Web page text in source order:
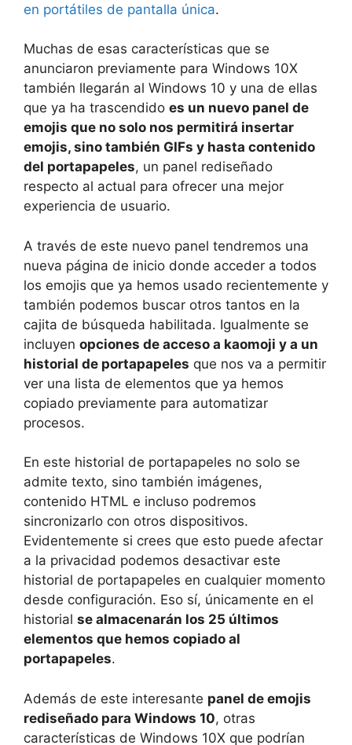
en portátiles de pantalla única.
Muchas de esas características que se
anunciaron previamente para Windows 10X
también llegarán al Windows 10 y una de ellas
que ya ha trascendido es un nuevo panel de
emojis que no solo nos permitirá insertar
emojis, sino también GIFs y hasta contenido
del portapapeles, un panel rediseñado
respecto al actual para ofrecer una mejor
experiencia de usuario.
A través de este nuevo panel tendremos una
nueva página de inicio donde acceder a todos
los emojis que ya hemos usado recientemente y
también podemos buscar otros tantos en la
cajita de búsqueda habilitada. Igualmente se
incluyen opciones de acceso a kaomoji y a un
historial de portapapeles que nos va a permitir
ver una lista de elementos que ya hemos
copiado previamente para automatizar
procesos.
En este historial de portapapeles no solo se
admite texto, sino también imágenes,
contenido HTML e incluso podremos
sincronizarlo con otros dispositivos.
Evidentemente si crees que esto puede afectar
a la privacidad podemos desactivar este
historial de portapapeles en cualquier momento
desde configuración. Eso sí, únicamente en el
historial se almacenarán los 25 últimos
elementos que hemos copiado al
portapapeles.
Además de este interesante panel de emojis
rediseñado para Windows 10, otras
características de Windows 10X que podrían